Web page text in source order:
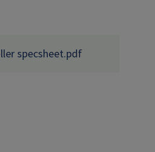
specsheet.pdf